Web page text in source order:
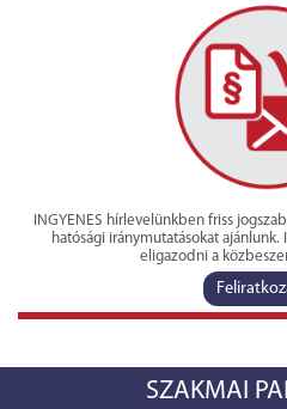
INGYENES hírlevelünkben friss
hatósági iránymutatásokat
eligazodni a
SZAKMAI